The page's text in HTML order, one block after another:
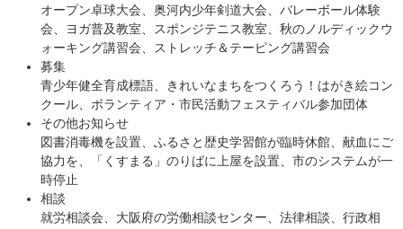
オープン卓球大会、奥河内少年剣道大会、バレーボール体験
会、ヨガ普及教室、スポンジテニス教室、秋のノルディックウ
ォーキング講習会、ストレッチ＆テーピング講習会
募集
青少年健全育成標語、きれいなまちをつくろう！はがき絵コン
クール、ボランティア・市民活動フェスティバル参加団体
その他お知らせ
図書消毒機を設置、ふるさと歴史学習館が臨時休館、献血にご
協力を、「くすまる」のりばに上屋を設置、市のシステムが一
時停止
相談
就労相談会、大阪府の労働相談センター、法律相談、行政相